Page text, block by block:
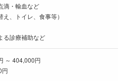
滴・輸血など
、トイレ、食事等）
る診療補助など
～ 404,000円
円